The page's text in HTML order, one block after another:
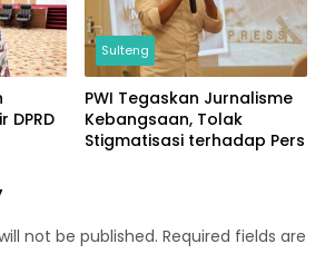
DPRD
Sulteng
PWI Tegaskan Jurnalisme
Kebangsaan, Tolak
Stigmatisasi terhadap Pers
not be published. Required fields are